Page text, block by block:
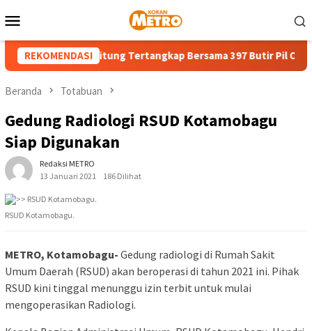
ke
Mobile
REKOMENDASI
18 Tahun di Bitung Tertangkap Bersama 397 Butir Pil Obat
Beranda Totabuan
Gedung Radiologi RSUD Kotamobagu
Siap Digunakan
Redaksi METRO
13 Januari 2021
186 Dilihat
RSUD Kotamobagu.
METRO, Kotamobagu- Gedung radiologi di Rumah Sakit
Umum Daerah (RSUD) akan beroperasi di tahun 2021 ini. Pihak
RSUD kini tinggal menunggu izin terbit untuk mulai
mengoperasikan Radiologi.